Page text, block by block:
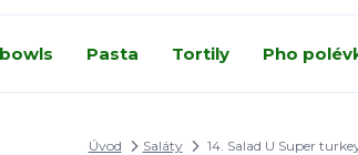
Pasta Tortily Pho
Úvod Saláty 14. Salad U Super